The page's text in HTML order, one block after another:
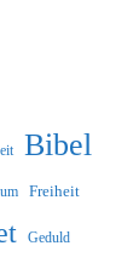
Bibel
Freiheit
Geduld